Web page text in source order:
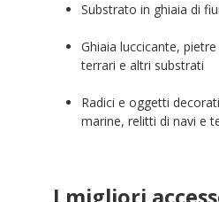
Substrato in ghiaia di
Ghiaia luccicante,
terrari e altri substrati
Radici e oggetti
marine, relitti di navi e